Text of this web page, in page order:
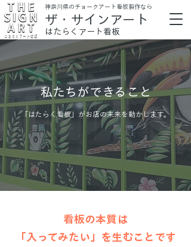
​神奈川県のチョークアート看板製作なら
ザ・サインアート
はたらくアート看板
私たちができること
「はたらく看板」がお店の未来を動かします。
看板の本質は
​「入ってみたい」を生むことです